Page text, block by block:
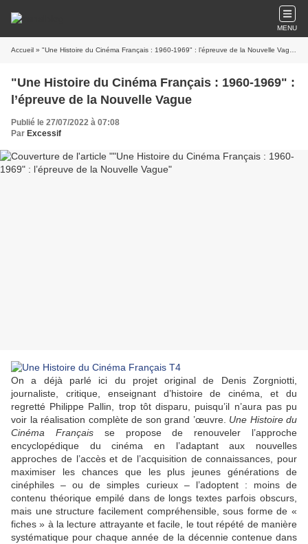
MENU
Accueil » "Une Histoire du Cinéma Français : 1960-1969" : l’épreuve de la Nouvelle Vague
"Une Histoire du Cinéma Français : 1960-1969" :
l’épreuve de la Nouvelle Vague
Publié le 27/07/2022 à 07:08
Par Excessif
On a déjà parlé ici du projet original de Denis Zorgniotti
journaliste, critique, enseignant d’histoire de cinéma, et du
regretté Philippe Pallin , trop tôt disparu, puisqu’il n’aura pas pu
voir la réalisation complète de son grand ’œuvre. Une Histoire du
Cinéma Françaisse propose de renouveler l’approche
encyclopédique du cinéma en l’adaptant aux nouvelles
approches de l’accès et de l’acquisition de connaissances, pour
maximiser les chances que les plus jeunes générations de
cinéphiles – ou de simples curieux – l’adoptent : moins de
contenu théorique empilé dans de longs textes parfois obscurs,
mais une structure facilement compréhensible, sous forme de «
fiches » à la lecture attrayante et facile, le tout répété de manière
systématique pour chaque année de la décennie contenue dans